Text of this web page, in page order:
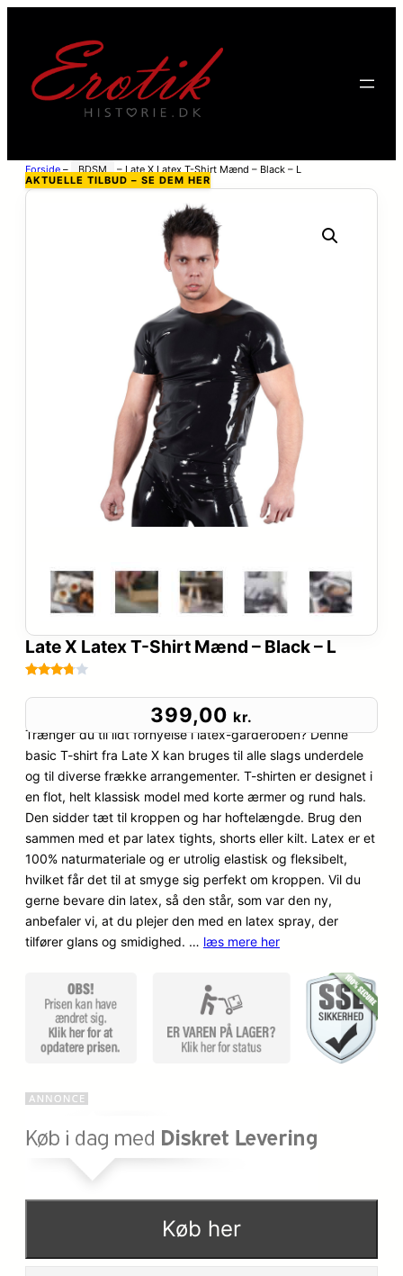
Forside– BDSM –Late X Latex T-Shirt Mænd – Black – L
AKTUELLE TILBUD – SE DEM HER
Late X Latex T-Shirt Mænd – Black – L
som
af 5
baseret
på
kundebe
dømmel
ser
399,00 kr.
Trænger du til lidt fornyelse i latex-garderoben? Denne
basic T-shirt fra Late X kan bruges til alle slags underdele
og til diverse frække arrangementer. T-shirten er designet i
en flot, helt klassisk model med korte ærmer og rund hals.
Den sidder tæt til kroppen og har hoftelængde. Brug den
sammen med et par latex tights, shorts eller kilt. Latex er et
100% naturmateriale og er utrolig elastisk og fleksibelt,
hvilket får det til at smyge sig perfekt om kroppen. Vil du
gerne bevare din latex, så den står, som var den ny,
anbefaler vi, at du plejer den med en latex spray, der
tilfører glans og smidighed. … læs mere her
Køb her